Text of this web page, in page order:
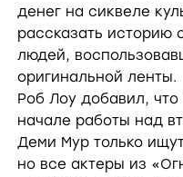
денег на сиквеле
рассказать историю
людей,
оригинальной ленты.
Роб Лоу добавил,
начале работы над
Деми Мур только
но все актеры из